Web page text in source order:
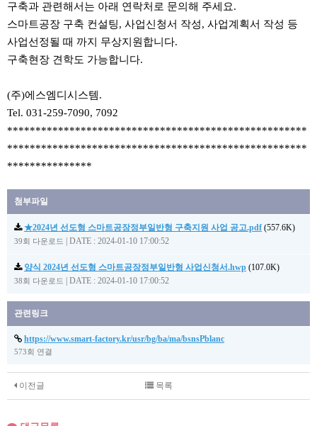
구축과 관련해서는 아래 연락처로 문의해 주세요.
스마트공장 구축 컨설팅, 사업신청서 작성, 사업계획서 작성 등
사업선정될 때 까지 무상지원합니다.
구축현장 견학도 가능합니다.
(주)에스엠디시스템.
Tel. 031-259-7090, 7092
*****************************************************
*****************************************************
***************
첨부파일
★2024년 선도형 스마트공장정부일반형 구축지원 사업 공고.pdf (557.6K)
39회 다운로드 DATE : 2024-01-10 17:00:52
양식 2024년 선도형 스마트공장정부일반형 사업신청서.hwp (107.0K)
38회 다운로드 DATE : 2024-01-10 17:00:52
관련링크
https://www.smart-factory.kr/usr/bg/ba/ma/bsnsPblanc
573회 연결
이전글 목록